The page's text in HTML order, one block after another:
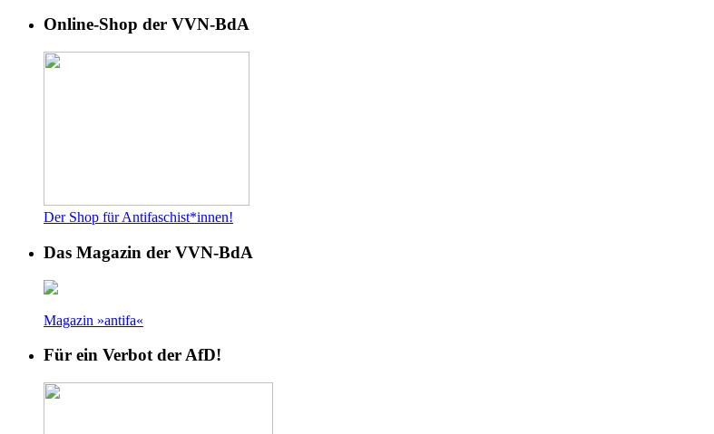
Online-Shop der VVN-BdA
Der Shop für Antifaschist*innen!
Das Magazin der VVN-BdA
Magazin »antifa«
Für ein Verbot der AfD!